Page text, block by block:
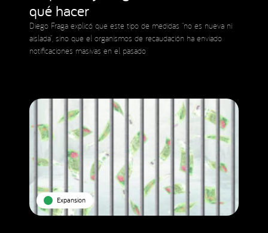
qué hacer
Diego Fraga explicó que este tipo de medidas “no es nueva ni
aislada”, sino que el organismos de recaudación ha enviado
notificaciones masivas en el pasado
Expansion